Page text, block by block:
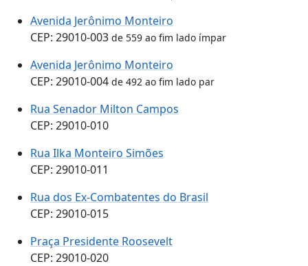
Avenida Jerônimo Monteiro
CEP: 29010-003 de 559 ao fim lado ímpar
Avenida Jerônimo Monteiro
CEP: 29010-004 de 492 ao fim lado par
Rua Senador Milton Campos
CEP: 29010-010
Rua Ilka Monteiro Simões
CEP: 29010-011
Rua dos Ex-Combatentes do Brasil
CEP: 29010-015
Praça Presidente Roosevelt
CEP: 29010-020